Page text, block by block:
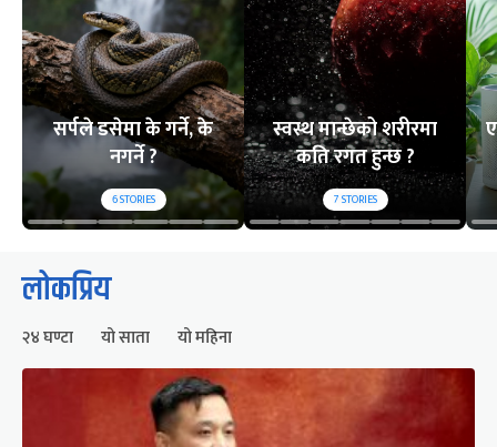
सर्पले डसेमा के गर्ने, के
नगर्ने ?
6STORIES
स्वस्थ मान्छेको शरीरमा
कति रगत हुन्छ ?
7STORIES
लोकप्रिय
२४ घण्टा यो साता यो महिना